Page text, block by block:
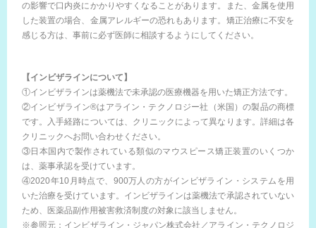
の影響で口内炎にかかりやすくなることがあります。また、金属を使用
した装置の場合、金属アレルギーの恐れもあります。矯正治療に不安を
感じる方は、事前に必ず医師に相談するようにしてください。
【インビザラインについて】
①インビザラインは薬機法で未承認の医療機器を用いた矯正方法です。
②インビザライン®はアライン・テクノロジー社（米国）の製品の商標
です。入手経路については、クリニックによって異なります。詳細は各
クリニックへお問い合わせください。
③日本国内で製作されている類似のマウスピース矯正装置のいくつか
は、薬事承認を受けています。
④2020年10月時点で、900万人の方がインビザライン・システムを用
いた治療を受けています。インビザラインは薬機法で承認されていない
ため、医薬品副作用被害救済制度の対象に該当しません。
※参照元：インビザライン・ジャパン株式会社／アライン・テクノロジ